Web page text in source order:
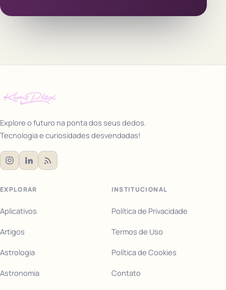
Explore o futuro na ponta dos seus dedos.
Tecnologia e curiosidades desvendadas!
EXPLORAR
Aplicativos
Artigos
Astrologia
Astronomia
INSTITUCIONAL
Política de Privacidade
Termos de Uso
Política de Cookies
Contato